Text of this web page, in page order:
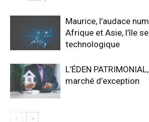
Maurice, l’audace
Afrique et Asie, l’île
technologique
L’ÉDEN
marché d’exception